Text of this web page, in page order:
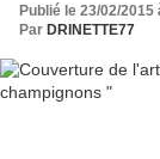
Publié le 23/02/2015
Par DRINETTE77